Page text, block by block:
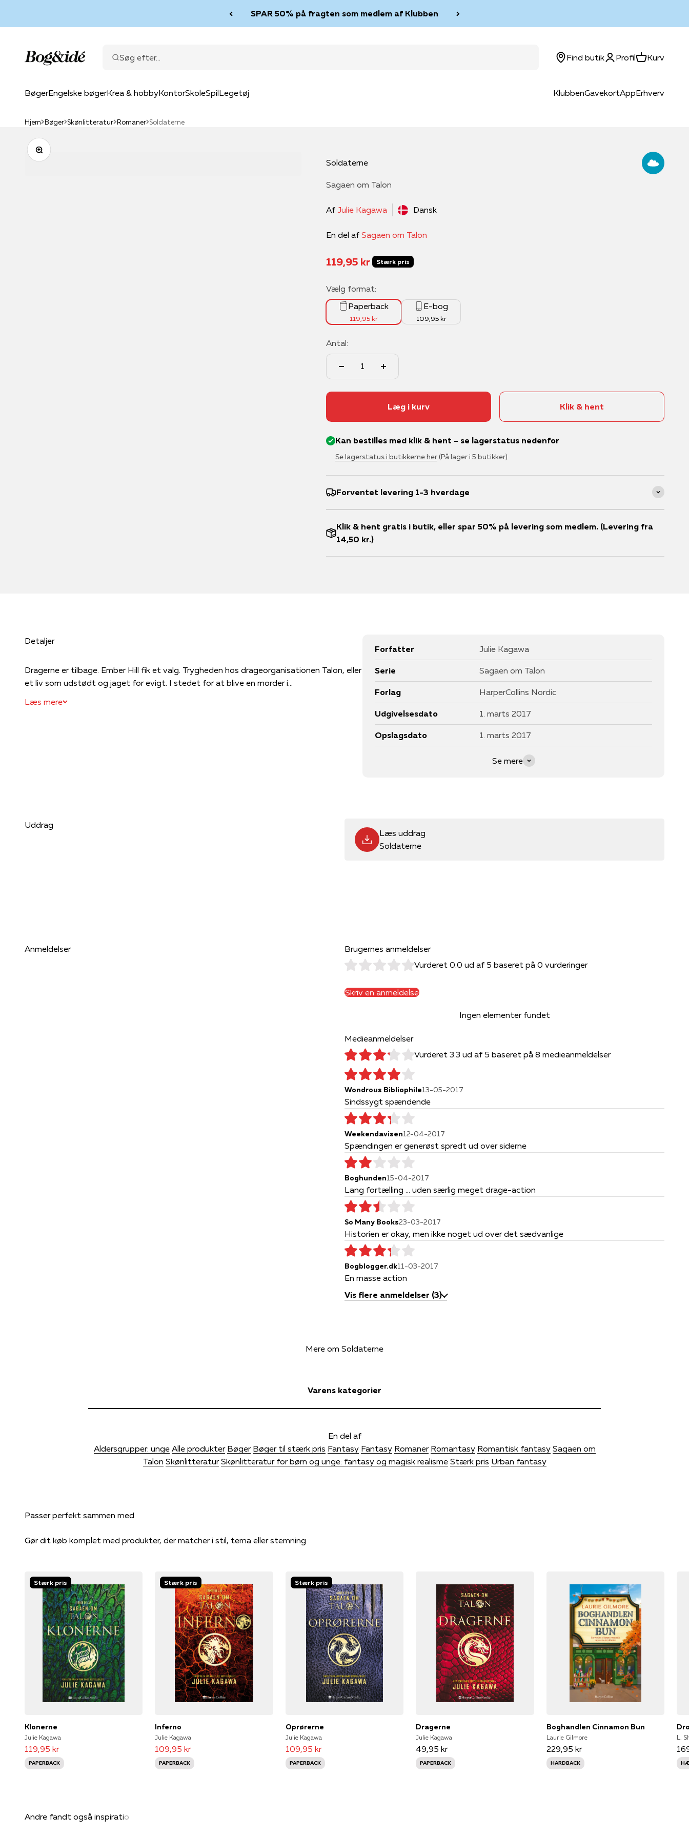
SPAR 50% på fragten som medlem af Klubben
BøgerEngelske bøgerKrea & hobbyKontorSkoleSpilLegetøj KlubbenGavekortAppErhverv
Søg efter...
Bog & idé Find butikLog ind
ProfilKurvKurv
Hjem Bøger Skønlitteratur Romaner Soldaterne
Zoom
Soldaterne
Sagaen om Talon
Af Julie Kagawa Dansk
En del af Sagaen om Talon
Salgspris
119,95 kr Stærk pris
Vælg format:
Paperback
119,95 kr
E-bog
109,95 kr
Antal:
Læg i kurv Klik & hent
Kan bestilles med klik & hent – se lagerstatus nedenfor
Se lagerstatus i butikkerne her(På lager i 5 butikker)
Forventet levering 1-3 hverdage
Klik & hent gratis i butik, eller spar 50% på levering som medlem. (Levering fra
14,50 kr.)
Detaljer
Dragerne er tilbage. Ember Hill fik et valg. Trygheden hos drageorganisationen Talon, eller
et liv som udstødt og jaget for evigt. I stedet for at blive en morder i...
Læs mere
Forfatter Julie Kagawa
Serie Sagaen om Talon
Forlag HarperCollins Nordic
Udgivelsesdato 1. marts 2017
Opslagsdato 1. marts 2017
Se mere
Uddrag
Læs uddrag
Soldaterne
Anmeldelser
Brugernes anmeldelser
Vurderet 0.0 ud af 5 baseret på 0 vurderinger
Skriv en anmeldelse
Ingen elementer fundet
Medieanmeldelser
Vurderet 3.3 ud af 5 baseret på 8 medieanmeldelser
Wondrous Bibliophile13-05-2017
Sindssygt spændende
Weekendavisen12-04-2017
Spændingen er generøst spredt ud over siderne
Boghunden15-04-2017
Lang fortælling ... uden særlig meget drage-action
So Many Books23-03-2017
Historien er okay, men ikke noget ud over det sædvanlige
Bogblogger.dk11-03-2017
En masse action
Vis flere anmeldelser (3)
Mere om Soldaterne
Varens kategorier
En del af
Aldersgrupper: unge Alle produkter Bøger Bøger til stærk pris Fantasy Fantasy Romaner Romantasy Romantisk fantasy Sagaen om
Talon Skønlitteratur Skønlitteratur for børn og unge: fantasy og magisk realisme Stærk pris Urban fantasy
Gør dit køb komplet med produkter, der matcher i stil, tema eller stemning
Stærk pris
Klonerne
Julie Kagawa
119,95 kr
PAPERBACK
Stærk pris
Inferno
Julie Kagawa
109,95 kr
PAPERBACK
Stærk pris
Oprørerne
Julie Kagawa
109,95 kr
PAPERBACK
Dragerne
Julie Kagawa
49,95 kr
PAPERBACK
Boghandlen Cinnamon Bun
Laurie Gilmore
229,95 kr
HARDBACK
L.